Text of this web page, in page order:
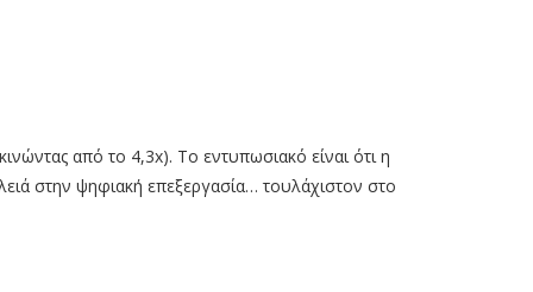
από το 4,3x). Το εντυπωσιακό είναι ότι η
στην ψηφιακή επεξεργασία… τουλάχιστον στο